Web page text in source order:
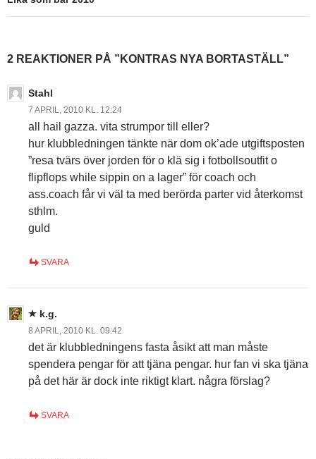
2 REAKTIONER PÅ ”KONTRAS NYA BORTASTÄLL”
Stahl
7 APRIL, 2010 KL. 12:24
all hail gazza. vita strumpor till eller?
hur klubbledningen tänkte när dom ok’ade utgiftsposten
”resa tvärs över jorden för o klä sig i fotbollsoutfit o
flipflops while sippin on a lager” för coach och
ass.coach får vi väl ta med berörda parter vid återkomst
sthlm.
guld
SVARA
k.g.
8 APRIL, 2010 KL. 09:42
det är klubbledningens fasta åsikt att man måste
spendera pengar för att tjäna pengar. hur fan vi ska tjäna
på det här är dock inte riktigt klart. några förslag?
SVARA